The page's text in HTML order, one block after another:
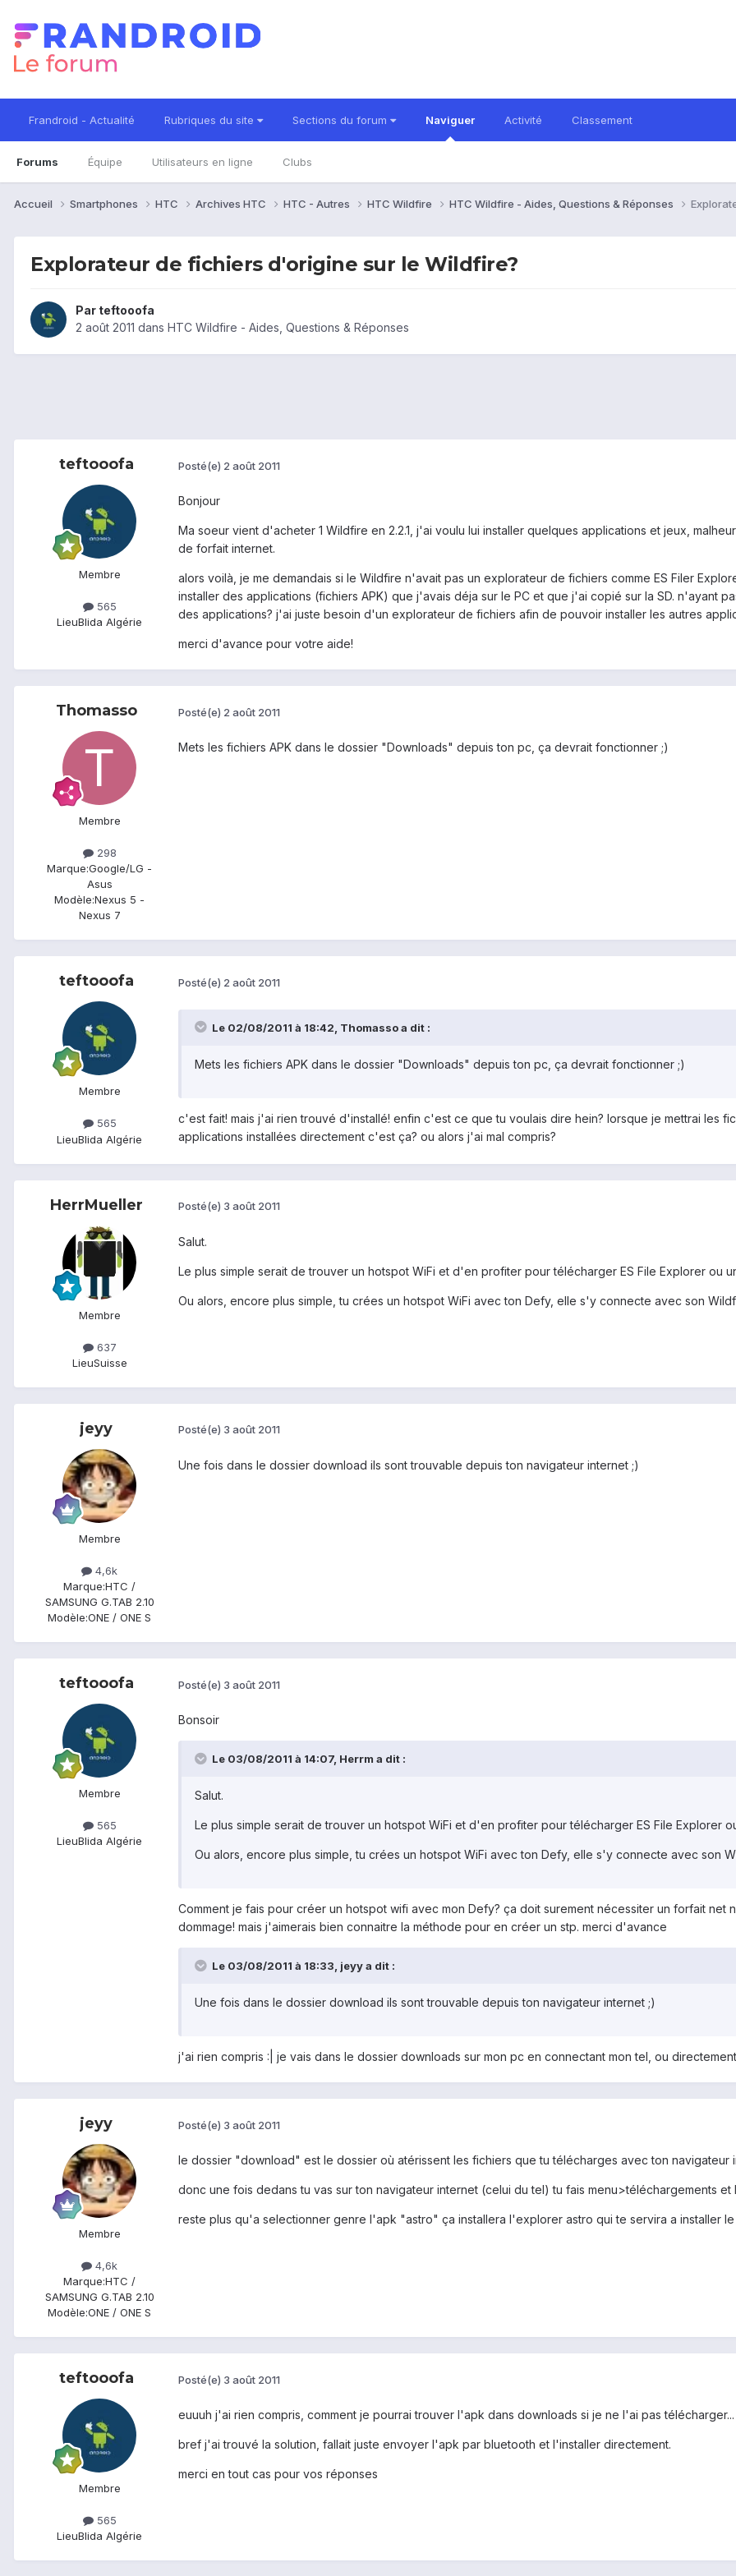
Frandroid - Actualité Rubriques du site Sections du forum Naviguer
Forums Équipe Utilisateurs en ligne Clubs
Activité Classement
Accueil Smartphones HTC Archives HTC HTC - Autres HTC Wildfire HTC Wildfire - Aides, Questions & Réponses
Explorateur de fichiers d'origine sur le Wildfire?
Par teftooofa
2 août 2011 dans HTC Wildfire - Aides, Questions & Réponses
teftooofa
Membre
565
LieuBlida Algérie
Posté(e) 2 août 2011
Bonjour
Ma soeur vient d'acheter 1 Wildfire en 2.2.1, j'ai voulu lui installer quelques applications et jeux,
de forfait internet.
alors voilà, je me demandais si le Wildfire n'avait pas un explorateur de fichiers comme ES Filer
installer des applications (fichiers APK) que j'avais déja sur le PC et que j'ai copié sur la SD. n'ayant
des applications? j'ai juste besoin d'un explorateur de fichiers afin de pouvoir installer les autres
merci d'avance pour votre aide!
Thomasso
Membre
298
Marque:Google/LG -
Asus
Modèle:Nexus 5 -
Nexus 7
Posté(e) 2 août 2011
Mets les fichiers APK dans le dossier "Downloads" depuis ton pc, ça devrait fonctionner ;)
teftooofa
Membre
565
LieuBlida Algérie
Posté(e) 2 août 2011
Le 02/08/2011 à 18:42, Thomasso a dit :
Mets les fichiers APK dans le dossier "Downloads" depuis ton pc, ça devrait fonctionner ;)
c'est fait! mais j'ai rien trouvé d'installé! enfin c'est ce que tu voulais dire hein? lorsque je mettrai les
applications installées directement c'est ça? ou alors j'ai mal compris?
HerrMueller
Membre
637
LieuSuisse
Posté(e) 3 août 2011
Salut.
Le plus simple serait de trouver un hotspot WiFi et d'en profiter pour télécharger ES File Explorer ou
Ou alors, encore plus simple, tu crées un hotspot WiFi avec ton Defy, elle s'y connecte avec son
jeyy
Membre
4,6k
Marque:HTC /
SAMSUNG G.TAB 2.10
Modèle:ONE / ONE S
Posté(e) 3 août 2011
Une fois dans le dossier download ils sont trouvable depuis ton navigateur internet ;)
teftooofa
Membre
565
LieuBlida Algérie
Posté(e) 3 août 2011
Bonsoir
Le 03/08/2011 à 14:07, Herrm a dit :
Salut.
Le plus simple serait de trouver un hotspot WiFi et d'en profiter pour télécharger ES File Explorer
Ou alors, encore plus simple, tu crées un hotspot WiFi avec ton Defy, elle s'y connecte avec son
Comment je fais pour créer un hotspot wifi avec mon Defy? ça doit surement nécessiter un forfait
dommage! mais j'aimerais bien connaitre la méthode pour en créer un stp. merci d'avance
Le 03/08/2011 à 18:33, jeyy a dit :
Une fois dans le dossier download ils sont trouvable depuis ton navigateur internet ;)
j'ai rien compris :| je vais dans le dossier downloads sur mon pc en connectant mon tel, ou
jeyy
Membre
4,6k
Marque:HTC /
SAMSUNG G.TAB 2.10
Modèle:ONE / ONE S
Posté(e) 3 août 2011
le dossier "download" est le dossier où atérissent les fichiers que tu télécharges avec ton navigateur
donc une fois dedans tu vas sur ton navigateur internet (celui du tel) tu fais menu>téléchargements
reste plus qu'a selectionner genre l'apk "astro" ça installera l'explorer astro qui te servira a installer le
teftooofa
Membre
565
LieuBlida Algérie
Posté(e) 3 août 2011
euuuh j'ai rien compris, comment je pourrai trouver l'apk dans downloads si je ne l'ai pas télécharger...
bref j'ai trouvé la solution, fallait juste envoyer l'apk par bluetooth et l'installer directement.
merci en tout cas pour vos réponses